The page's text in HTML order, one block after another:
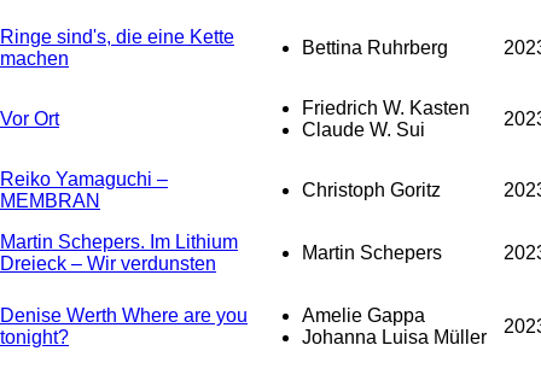
Ringe sind's, die eine Kette
machen
Bettina Ruhrberg
Vor Ort
Friedrich W. Kasten
Claude W. Sui
Reiko Yamaguchi –
MEMBRAN
Christoph Goritz
Martin Schepers. Im Lithium
Dreieck – Wir verdunsten
Martin Schepers
Denise Werth Where are you
tonight?
Amelie Gappa
Johanna Luisa Müller